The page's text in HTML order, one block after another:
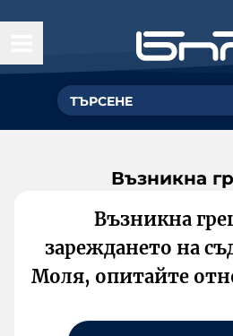
Възникна
Възникна
зареждането на
Моля, опитайте